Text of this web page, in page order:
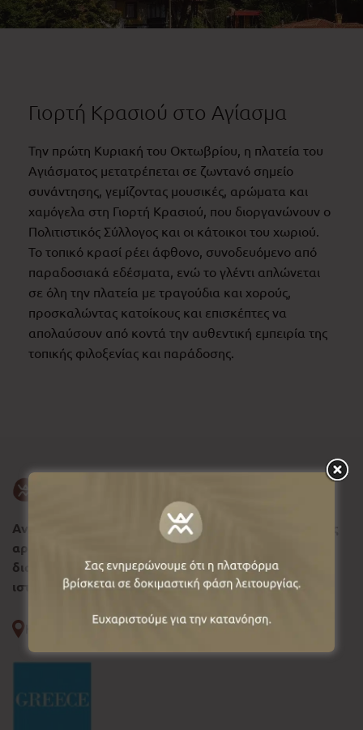
Γιορτή Κρασιού στο Αγίασμα
Την πρώτη Κυριακή του Οκτωβρίου, η πλατεία του
Αγιάσματος μετατρέπεται σε ζωντανό σημείο
συνάντησης, γεμίζοντας μουσικές, αρώματα και
χαμόγελα στη Γιορτή Κρασιού, που διοργανώνουν ο
Πολιτιστικός Σύλλογος και οι κάτοικοι του χωριού.
Το τοπικό κρασί ρέει άφθονο, συνοδευόμενο από
παραδοσιακά εδέσματα, ενώ το γλέντι απλώνεται
σε όλη την πλατεία με τραγούδια και χορούς,
προσκαλώντας κατοίκους και επισκέπτες να
απολαύσουν από κοντά την αυθεντική εμπειρία της
τοπικής φιλοξενίας και παράδοσης.
Ανακαλύψτε τη Δυτική Μακεδονία, σύμβολο φυσικής
αρμονίας και ιστορικής συνέχειας, όπου κάθε
διαδρομή αφηγείται μια διαχρονική πολιτιστική
ιστορία.